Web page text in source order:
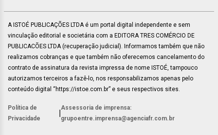
A ISTOÉ PUBLICAÇÕES LTDA é um portal digital independente e sem
vinculação editorial e societária com a EDITORA TRES COMÉRCIO DE
PUBLICACÕES LTDA (recuperação judicial). Informamos também que não
realizamos cobranças e que também não oferecemos cancelamento do
contrato de assinatura da revista impressa de nome ISTOÉ, tampouco
autorizamos terceiros a fazê-lo, nos responsabilizamos apenas pelo
conteúdo digital “https://istoe.com.br” e seus respectivos sites.
Política de
Privacidade
Assessoria de imprensa:
grupoentre.imprensa@agenciafr.com.br